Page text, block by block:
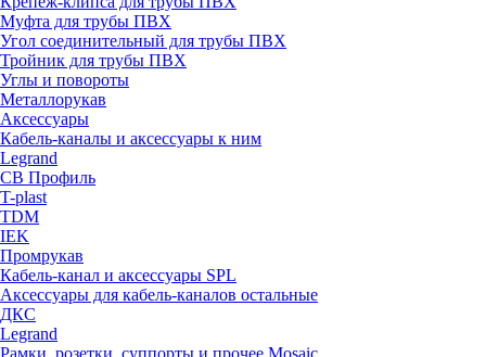
Муфта для трубы ПВХ
Угол соединительный для трубы ПВХ
Тройник для трубы ПВХ
Углы и повороты
Металлорукав
Аксессуары
Кабель-каналы и аксессуары к ним
Legrand
СВ Профиль
T-plast
TDM
IEK
Промрукав
Кабель-канал и аксессуары SPL
Аксессуары для кабель-каналов остальные
ДКС
Legrand
Рамки, розетки, суппорты и прочее Mosaic